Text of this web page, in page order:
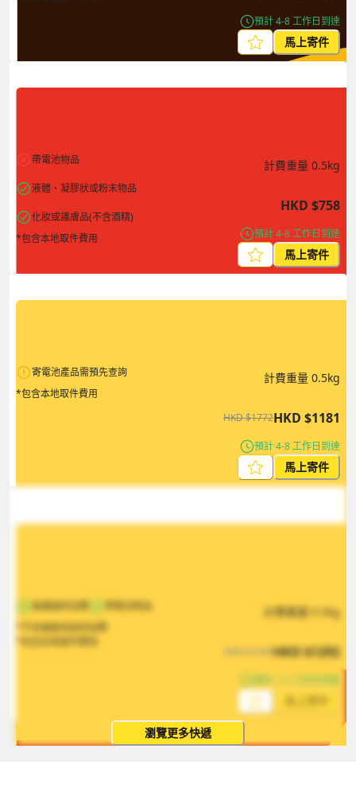
預計 4-8 工作日到達
馬上寄件
帶電池物品
液體、凝膠狀或粉末物品
化妝或護膚品(不含酒精)
*包含本地取件費用
計費重量 0.5kg
HKD $758
預計 4-8 工作日到達
馬上寄件
寄電池產品需預先查詢
*包含本地取件費用
計費重量 0.5kg
HKD$1772HKD $1181
預計 4-8 工作日到達
馬上寄件
無偏遠附加費
帶電池物品
*不含偏遠地區附加費
*包含本地取件費用
計費重量 0.5kg
1938HKD$1292
預計 1-5 工作日到達
瀏覽更多快遞